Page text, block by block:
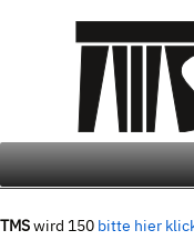
TMSwird 150 bitte hier